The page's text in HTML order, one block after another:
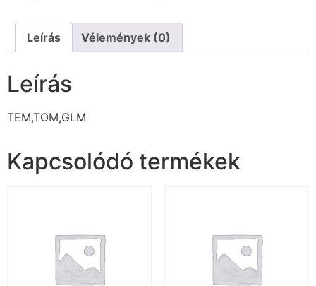
Leírás Vélemények (0)
Leírás
TEM,TOM,GLM
Kapcsolódó termékek